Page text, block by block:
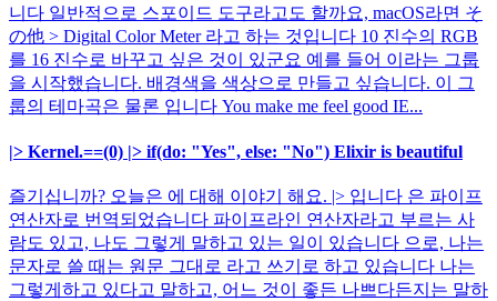
니다 일반적으로 스포이드 도구라고도 할까요, macOS라면 そ
の他 > Digital Color Meter 라고 하는 것입니다 10 진수의 RGB
를 16 진수로 바꾸고 싶은 것이 있군요 예를 들어 이라는 그룹
을 시작했습니다. 배경색을 색상으로 만들고 싶습니다. 이 그
룹의 테마곡은 물론 입니다 You make me feel good IE...
|> Kernel.==(0) |> if(do: "Yes", else: "No") Elixir is beautiful
즐기십니까? 오늘은 에 대해 이야기 해요. |> 입니다 은 파이프
연산자로 번역되었습니다 파이프라인 연산자라고 부르는 사
람도 있고, 나도 그렇게 말하고 있는 일이 있습니다 으로, 나는
문자로 쓸 때는 원문 그대로 라고 쓰기로 하고 있습니다 나는
그렇게하고 있다고 말하고, 어느 것이 좋든 나쁘다든지는 말하